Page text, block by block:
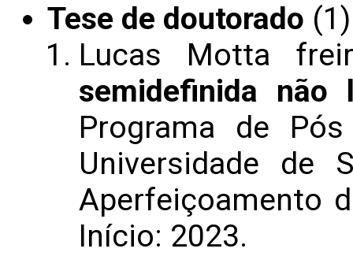
Tese de doutorado (1)
Lucas Motta
semidefinida não
Programa de
Universidade de
Aperfeiçoamento
Início: 2023.